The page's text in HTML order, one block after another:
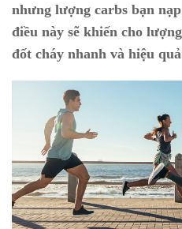
nhưng lượng carbs bạn
điều này sẽ khiến cho
đốt cháy nhanh và hiệu